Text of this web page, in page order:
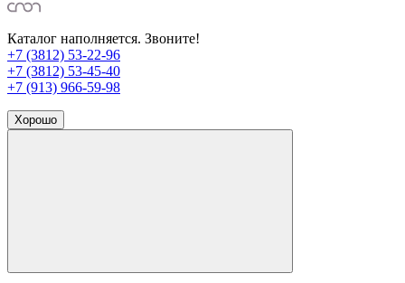
Каталог наполняется. Звоните!
+7 (3812) 53-22-96
+7 (3812) 53-45-40
+7 (913) 966-59-98
Хорошо